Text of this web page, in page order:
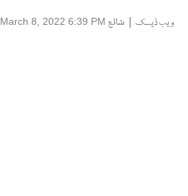
ویب ڈیسک | شائع March 8, 2022 6:39 PM